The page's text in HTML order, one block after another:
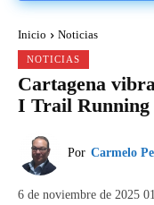
Inicio Noticias
NOTICIAS
Cartagena
I Trail Running
Por Carmelo
6 de noviembre de 2025